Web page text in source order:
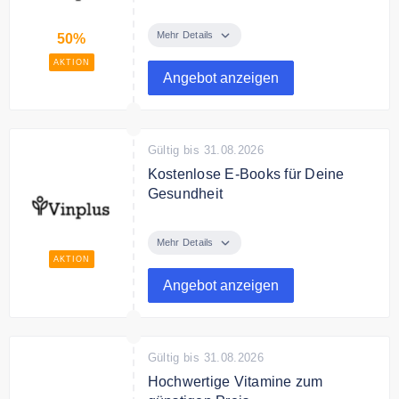
50%
AKTION
Produkte im Angebot.
Mehr Details
Angebot anzeigen
AKTION
Gültig bis 31.08.2026
Kostenlose E-Books für Deine
Gesundheit
Books für deine Gesundheit.
Mehr Details
Angebot anzeigen
Gültig bis 31.08.2026
Hochwertige Vitamine zum